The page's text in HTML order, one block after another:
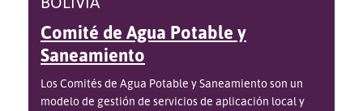
Comité de Agua Potable y
Saneamiento
Los Comités de Agua Potable y Saneamiento son un
modelo de gestión de servicios de aplicación local y